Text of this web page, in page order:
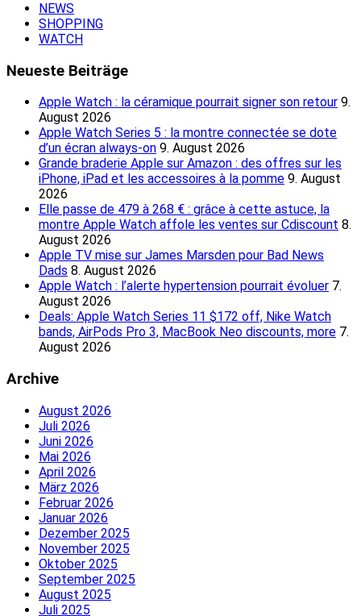
NEWS
SHOPPING
WATCH
Neueste Beiträge
Apple Watch : la céramique pourrait signer son retour 9.
August 2026
Apple Watch Series 5 : la montre connectée se dote
d’un écran always-on 9. August 2026
Grande braderie Apple sur Amazon : des offres sur les
iPhone, iPad et les accessoires à la pomme 9. August
2026
Elle passe de 479 à 268 € : grâce à cette astuce, la
montre Apple Watch affole les ventes sur Cdiscount 8.
August 2026
Apple TV mise sur James Marsden pour Bad News
Dads 8. August 2026
Apple Watch : l’alerte hypertension pourrait évoluer 7.
August 2026
Deals: Apple Watch Series 11 $172 off, Nike Watch
bands, AirPods Pro 3, MacBook Neo discounts, more 7.
August 2026
Archive
August 2026
Juli 2026
Juni 2026
Mai 2026
April 2026
März 2026
Februar 2026
Januar 2026
Dezember 2025
November 2025
Oktober 2025
September 2025
August 2025
Juli 2025